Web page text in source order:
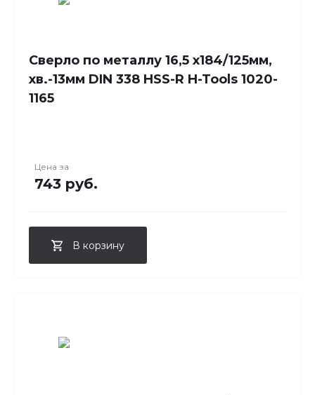
Сверло по металлу 16,5 x184/125мм,
хв.-13мм DIN 338 HSS-R H-Tools 1020-
1165
Цена за
743 руб.
В корзину